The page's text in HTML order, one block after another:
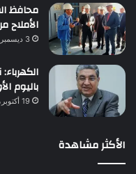
محافظ
الأملاح
3 ديسمبر، 2023
باليوم
19 أكتوبر، 2015
الأكثر مشاهدة